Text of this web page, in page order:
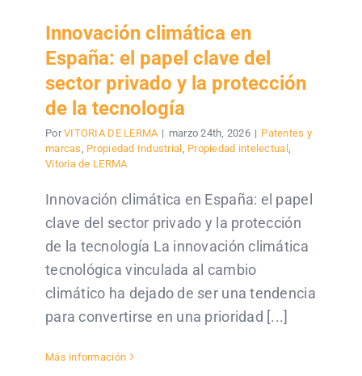
Innovación climática en
España: el papel clave del
sector privado y la protección
de la tecnología
PorVITORIA DE LERMA | marzo 24th, 2026 | Patentes y
marcas Propiedad Industrial Propiedad intelectual,
Vitoria de LERMA
Innovación climática en España: el papel
clave del sector privado y la protección
de la tecnología La innovación climática
tecnológica vinculada al cambio
climático ha dejado de ser una tendencia
para convertirse en una prioridad [...]
Más información